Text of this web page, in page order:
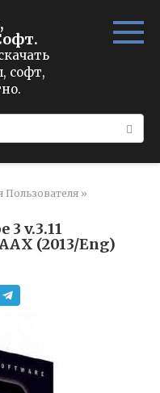
софт,
Пользователя »
v.3.11
(2013/Eng)